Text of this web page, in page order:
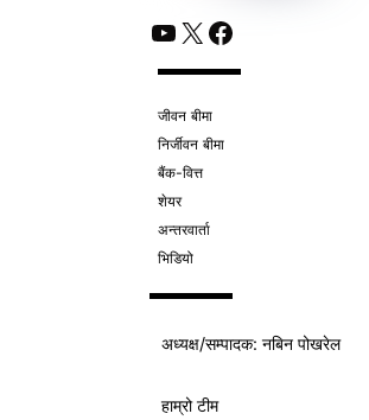
YouTube
X Facebook
जीवन बीमा
निर्जीवन बीमा
बैंक-वित्त
शेयर
अन्तरवार्ता
भिडियो
अध्यक्ष/सम्पादक: नबिन पोखरेल
हाम्रो टीम